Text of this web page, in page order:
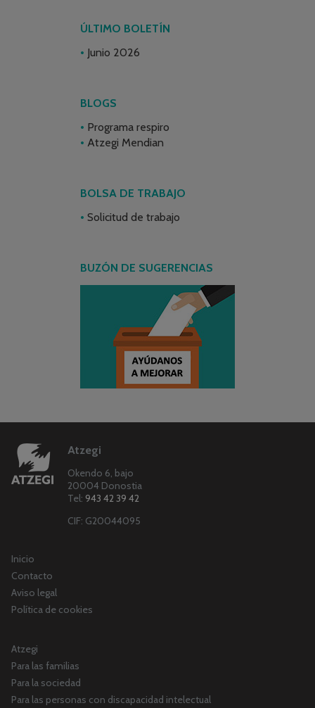
ÚLTIMO BOLETÍN
Junio 2026
BLOGS
Programa respiro
Atzegi Mendian
BOLSA DE TRABAJO
Solicitud de trabajo
BUZÓN DE SUGERENCIAS
Atzegi
Okendo 6, bajo
20004 Donostia
Tel: 943 42 39 42
CIF: G20044095
Inicio
Contacto
Aviso legal
Política de cookies
Atzegi
Para las familias
Para la sociedad
Para las personas con discapacidad intelectual